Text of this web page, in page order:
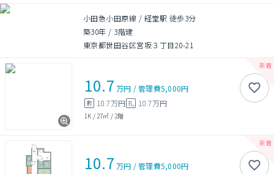
小田急小田原線 / 経堂駅 徒歩3分
築30年 / 3階建
東京都世田谷区宮坂３丁目20-21
10.7 万円 /管理費5,000円
敷 10.7万円 礼 10.7万円
1K / 27㎡ / 2階
10.7 万円 /管理費5,000円